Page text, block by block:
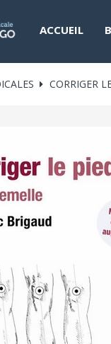
ACCUEIL
CORRIGER